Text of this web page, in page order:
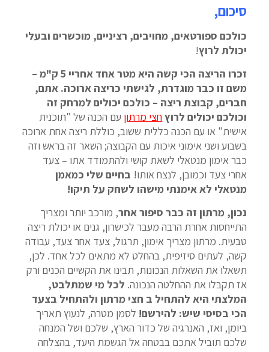
סיכום,
כולכם ספורטאים, מחויבים, רציניים, מוכשרים ובעלי
יכולת לרוץ!
זכרו הריצה הכי קשה היא מטר אחד אחריי 5 ק"מ –
משם זו כבר מוגדרת, לגישתי כריצה ארוכה. אתם,
חברים, קבוצת ריצה – כולכם יכולים למרחק זה
וכולכם יכולים לרוץחצי מרתון עם הכנה של "תוכנית
אישית" או עם הכנה כללית ששוב, כוללת ריצה אחת ארוכה
בשבוע ושני אימוני איכות עם הקבוצה; השאר זה בראש וזה
כבר אימון מנטאלי לשאת קושי ולהתמודד אתו – צעד
אחרי צעד וכמובן, לנצח אותו! בחיים שלי כמאמן
מנטאלי לא אימנתי מישהו לשחק על תיקו!
נכון, מרתון זה כבר סיפור אחר, מורכב יותר ומצריך
התייחסות אחרת הרבה מעבר לכישרון, גנים או יכולת ריצה
טבעית. מרתון מצריך אימון, תרגול, צעד אחר צעד, עבודה
קשה, לעתים סיזיפית, בהחלט לא מתאים לכל אחד. לכן,
תשאלו את השאלות הנכונות, תבינו את הקשיים הכנים ורק
אז תקבלו את ההחלטה הנכונה. לכל מי שמתלבט,
המלצתי היא להתחיל ב חצי מרתון ולהתחיל בצעד
הכי בסיסי שיש: להירשם! לסמן מטרה, לנעוץ תאריך
ביומן, ואז, האנרגיה של כדור הארץ, שלכם ושל המנחה
שלכם תוביל אתכם בבטחה אל הגשמת היעד, בהצלחה